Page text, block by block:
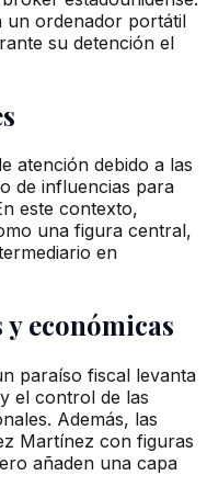
un ordenador portátil
su detención el
atención debido a las
de influencias para
este contexto,
una figura central,
en
económicas
paraíso fiscal levanta
el control de las
Además, las
Martínez con figuras
añaden una capa